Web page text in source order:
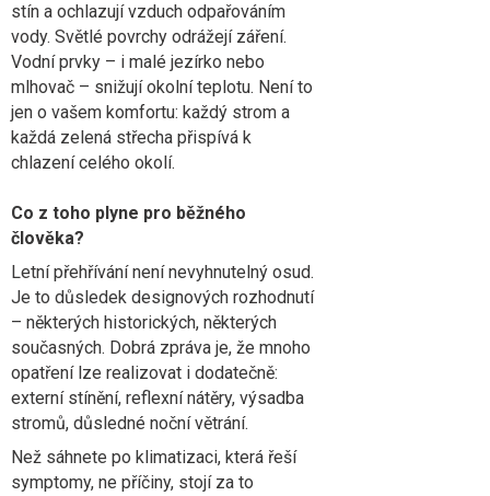
stín a ochlazují vzduch odpařováním
vody. Světlé povrchy odrážejí záření.
Vodní prvky – i malé jezírko nebo
mlhovač – snižují okolní teplotu. Není to
jen o vašem komfortu: každý strom a
každá zelená střecha přispívá k
chlazení celého okolí.
Co z toho plyne pro běžného
člověka?
Letní přehřívání není nevyhnutelný osud.
Je to důsledek designových rozhodnutí
– některých historických, některých
současných. Dobrá zpráva je, že mnoho
opatření lze realizovat i dodatečně:
externí stínění, reflexní nátěry, výsadba
stromů, důsledné noční větrání.
Než sáhnete po klimatizaci, která řeší
symptomy, ne příčiny, stojí za to